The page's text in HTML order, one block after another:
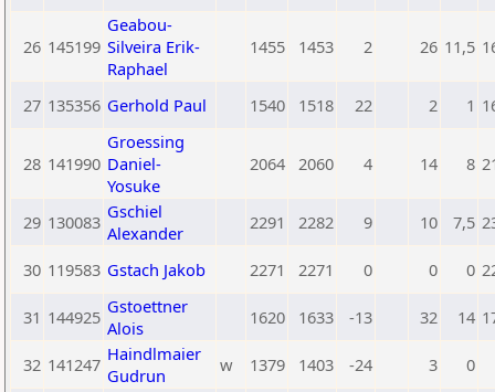
26 145199
Geabou-
Silveira Erik-
Raphael
1455 1453 2 26 11,5
27 135356 Gerhold Paul 1540 1518 22 2 1
28 141990
Groessing
Daniel-
Yosuke
2064 2060 4 14 8
29 130083 Gschiel
Alexander
2291 2282 9 10 7,5
30 119583 Gstach Jakob 2271 2271 0 0 0
31 144925 Gstoettner
Alois
1620 1633 -13 32 14
32 141247 Haindlmaier
Gudrun
w 1379 1403 -24 3 0